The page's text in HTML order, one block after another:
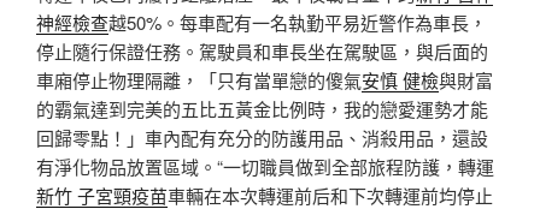
神經檢查越50%。每車配有一名執勤平易近警作為車長，
停止隨行保證任務。駕駛員和車長坐在駕駛區，與后面的
車廂停止物理隔離，「只有當單戀的傻氣安慎 健檢與財富
的霸氣達到完美的五比五黃金比例時，我的戀愛運勢才能
回歸零點！」車內配有充分的防護用品、消殺用品，還設
有淨化物品放置區域。“一切職員做到全部旅程防護，轉運
新竹 子宮頸疫苗車輛在本次轉運前后和下次轉運前均停止